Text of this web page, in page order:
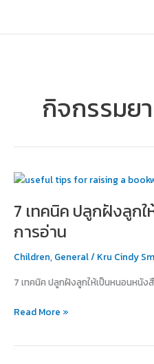
content
กิจกรรมย
7 เทคนิค ปลูกฝังลูก
การอ่าน
Children, General/ Kru Cindy
7 เทคนิค ปลูกฝังลูกให้เป็นหนอนหนั
7
ปลูก
ลูก
ให้
หนอน
รัก
อ่าน
Read More »